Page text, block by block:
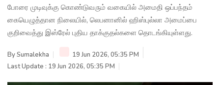
போரை முடிவுக்கு கொண்டுவரும் வகையில் அமைதி ஒப்பந்தம்
கையெழுத்தான நிலையில், லெபனானில் ஹிஸ்புல்லா அமைப்பை
குறிவைத்து இஸ்ரேல் புதிய தாக்குதல்களை தொடங்கியுள்ளது.
BySumalekha
19 Jun 2026, 05:35 PM
Last Update : 19 Jun 2026, 05:35 PM